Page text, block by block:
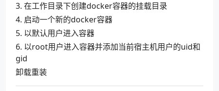
3. 在工作目录下创建docker容器的挂载目录
4. 启动一个新的docker容器
5. 以默认用户进入容器
6. 以root用户进入容器并添加当前宿主机用户的uid和
gid
卸载重装